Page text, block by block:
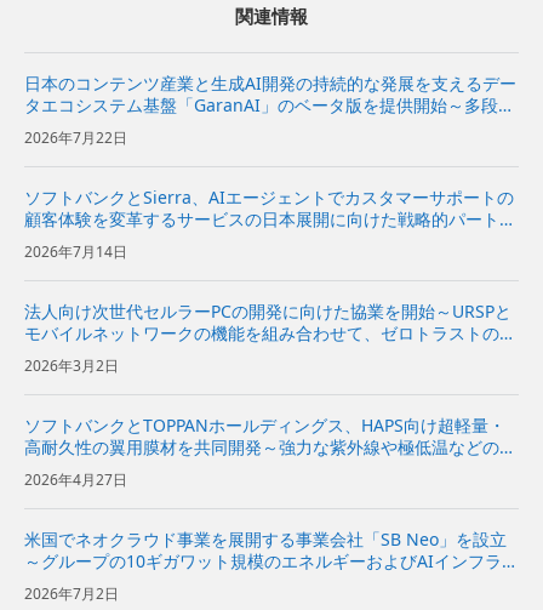
関連情報
日本のコンテンツ産業と生成AI開発の持続的な発展を支えるデー
タエコシステム基盤「GaranAI」のベータ版を提供開始～多段階
加工でデータを保護し、コンテンツホルダーの新たな収益機会と
AI開発事業者の価値創出を支援～ | 企業・IR | ソフ...
2026年7月22日
ソフトバンクとSierra、AIエージェントでカスタマーサポートの
顧客体験を変革するサービスの日本展開に向けた戦略的パートナ
ーシップ契約を締結〜Sierraの対話型AIプラットフォームをソフ
トバンクが日本市場で独占販売代理店として販売開始〜...
2026年7月14日
法人向け次世代セルラーPCの開発に向けた協業を開始～URSPと
モバイルネットワークの機能を組み合わせて、ゼロトラストの考
え方に基づくセキュリティーの実現を目指す～
2026年3月2日
ソフトバンクとTOPPANホールディングス、HAPS向け超軽量・
高耐久性の翼用膜材を共同開発～強力な紫外線や極低温などの成
層圏の極限環境に対応し、HAPSの長期運用を可能に～
2026年4月27日
米国でネオクラウド事業を展開する事業会社「SB Neo」を設立
～グループの10ギガワット規模のエネルギーおよびAIインフラを
基に、米国の企業向けにネオクラウドサービスを提供～
2026年7月2日